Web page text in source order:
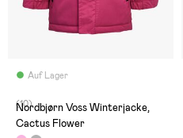
Auf Lager
(10)
Nordbjørn Voss Winterjacke,
Cactus Flower